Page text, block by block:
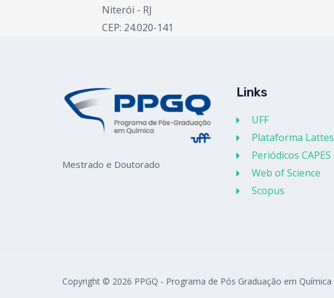
Niterói - RJ
CEP: 24.020-141
Mestrado e Doutorado
Links
UFF
Plataforma Lattes
Periódicos CAPES
Web of Science
Scopus
Copyright © 2026 PPGQ - Programa de Pós Graduação em Química